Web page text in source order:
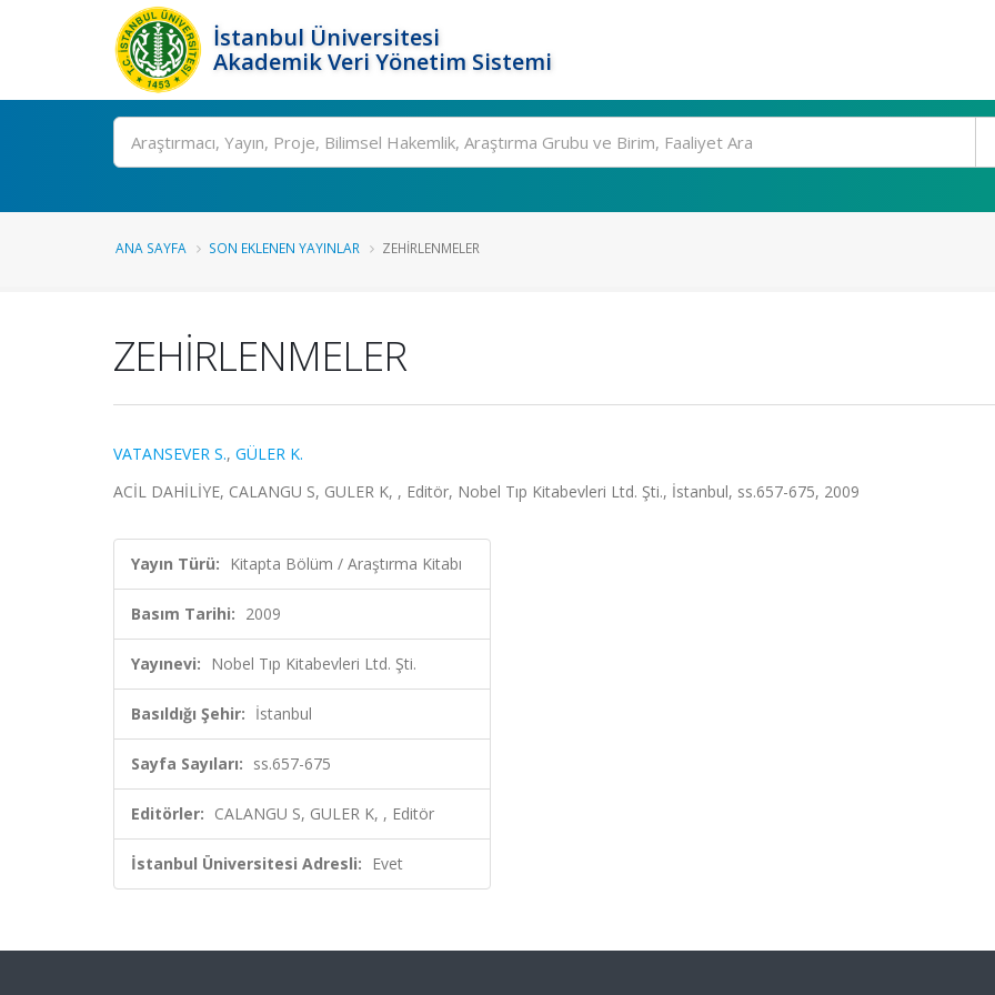
İstanbul Üniversitesi
Akademik Veri Yönetim Sistemi
Ara
ANA SAYFA SON EKLENEN YAYINLAR ZEHİRLENMELER
ZEHİRLENMELER
VATANSEVER S., GÜLER K.
ACİL DAHİLİYE, CALANGU S, GULER K, , Editör, Nobel Tıp Kitabevleri Ltd. Şti., İstanbul, ss.657-675, 2009
Yayın Türü: Kitapta Bölüm / Araştırma Kitabı
Basım Tarihi: 2009
Yayınevi: Nobel Tıp Kitabevleri Ltd. Şti.
Basıldığı Şehir: İstanbul
Sayfa Sayıları: ss.657-675
Editörler: CALANGU S, GULER K, , Editör
İstanbul Üniversitesi Adresli: Evet